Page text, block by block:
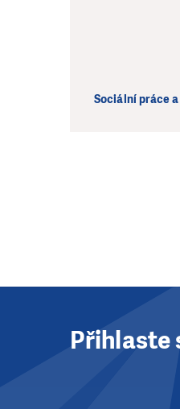
Sociální práce
Přihlaste